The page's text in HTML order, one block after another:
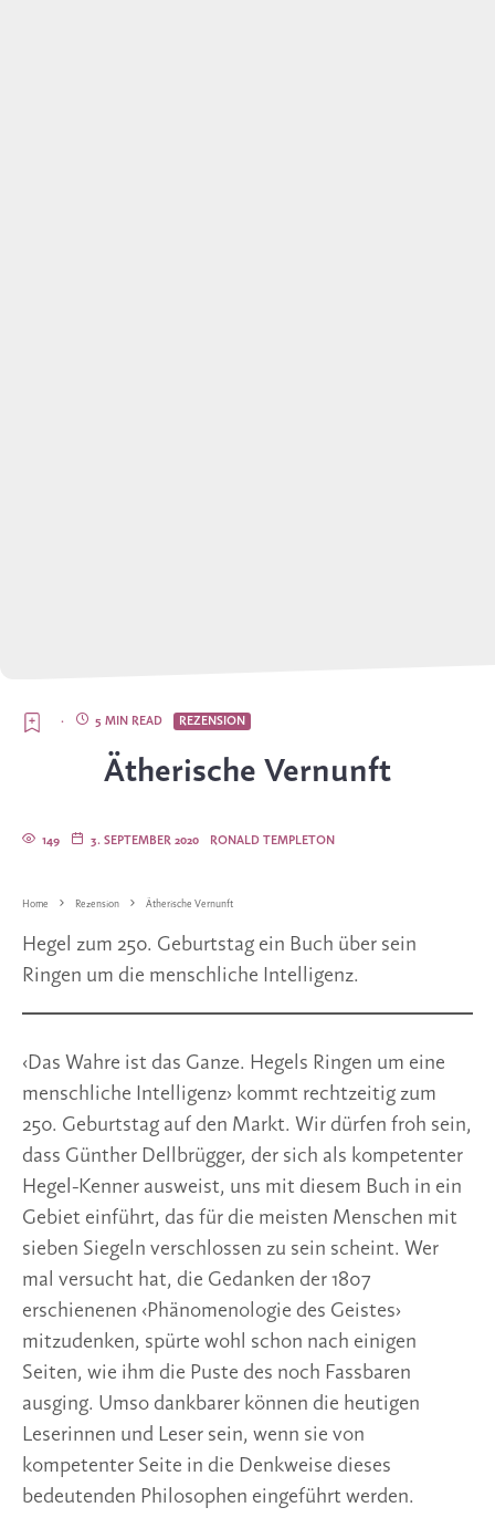
REZENSION
5 MIN READ
·
Ätherische Vernunft
RONALD TEMPLETON
3. SEPTEMBER 2020
149
Home Rezension Ätherische Vernunft
Hegel zum 250. Geburtstag ein Buch über sein
Ringen um die menschliche Intelligenz.
‹Das Wahre ist das Ganze. Hegels Ringen um eine
menschliche Intelligenz› kommt rechtzeitig zum
250. Geburtstag auf den Markt. Wir dürfen froh sein,
dass Günther Dellbrügger, der sich als kompetenter
Hegel-Kenner ausweist, uns mit diesem Buch in ein
Gebiet einführt, das für die meisten Menschen mit
sieben Siegeln verschlossen zu sein scheint. Wer
mal versucht hat, die Gedanken der 1807
erschienenen ‹Phänomenologie des Geistes›
mitzudenken, spürte wohl schon nach einigen
Seiten, wie ihm die Puste des noch Fassbaren
ausging. Umso dankbarer können die heutigen
Leserinnen und Leser sein, wenn sie von
kompetenter Seite in die Denkweise dieses
bedeutenden Philosophen eingeführt werden.